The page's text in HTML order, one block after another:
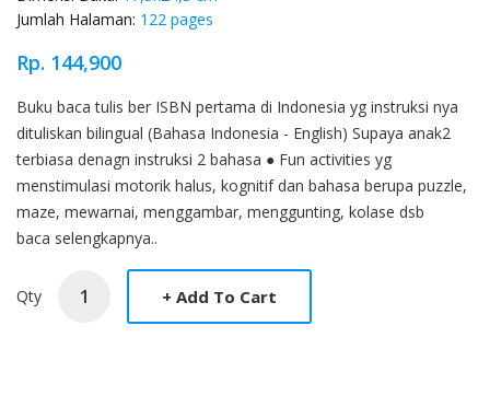
Jumlah Halaman: 122 pages
Rp. 144,900
Product Overview
Buku baca tulis ber ISBN pertama di Indonesia yg instruksi nya
dituliskan bilingual (Bahasa Indonesia - English) Supaya anak2
terbiasa denagn instruksi 2 bahasa ● Fun activities yg
menstimulasi motorik halus, kognitif dan bahasa berupa puzzle,
maze, mewarnai, menggambar, menggunting, kolase dsb
baca selengkapnya..
Qty